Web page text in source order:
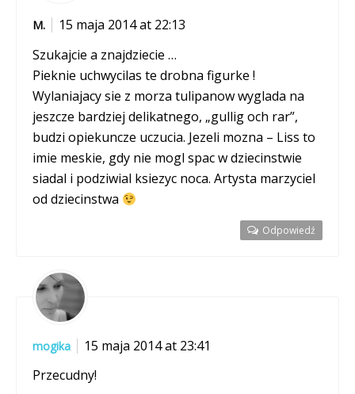
M.
15 maja 2014 at 22:13
Szukajcie a znajdziecie …
Pieknie uchwycilas te drobna figurke !
Wylaniajacy sie z morza tulipanow wyglada na
jeszcze bardziej delikatnego, „gullig och rar”,
budzi opiekuncze uczucia. Jezeli mozna – Liss to
imie meskie, gdy nie mogl spac w dziecinstwie
siadal i podziwial ksiezyc noca. Artysta marzyciel
od dziecinstwa
Odpowiedź
mogika
15 maja 2014 at 23:41
Przecudny!